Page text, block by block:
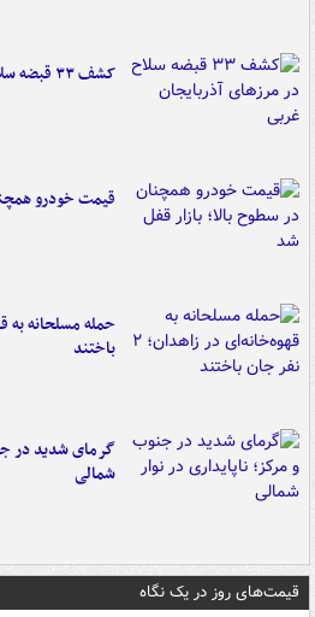
کشف ۳۳ قبضه سلاح در مرزهای آذربایجان غربی
قیمت خودرو
باختند
گرمای شدید در
شمالی
قیمت‌های روز در یک نگاه